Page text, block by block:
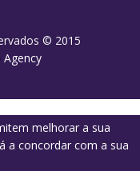
© 2015
Agency
melhorar a sua
a concordar com a sua